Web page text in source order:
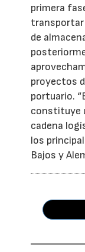
primera
transportar
de
proyectos
portuario.
constituye
cadena
los
Bajos y